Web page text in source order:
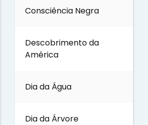
Consciência Negra
Descobrimento da
América
Dia da Água
Dia da Árvore